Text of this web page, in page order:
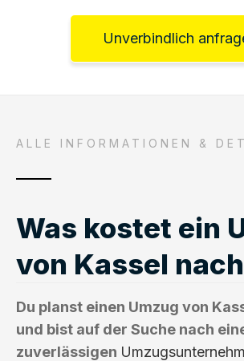
Unverbindlich
ALLE INFORMATIONEN &
Was kostet ein
von Kassel
Du planst einen Umzug von
und bist auf der Suche nach
zuverlässigen